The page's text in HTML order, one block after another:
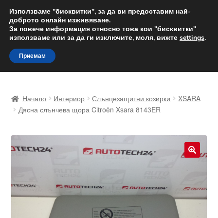
ДОСТАВКА от 12 лв.
Доставка по целия свят
Skip
to
navigation
Skip
to
content
Доставка по целия свят
Количка
Начало Интериор Слънцезащитни козирки
XSARA
Дясна слънчева щора Citroën Xsara 8143ER
Използваме "бисквитки", за да ви предоставим най-
доброто онлайн изживяване.
За повече информация относно това кои "бисквитки"
използваме или за да ги изключите, моля, вижте settings.
Приемам